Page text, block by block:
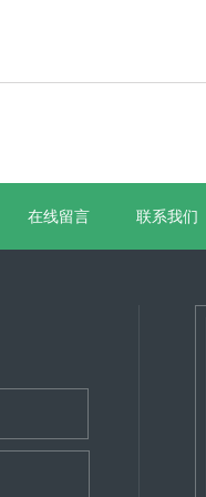
在线留言 联系我们